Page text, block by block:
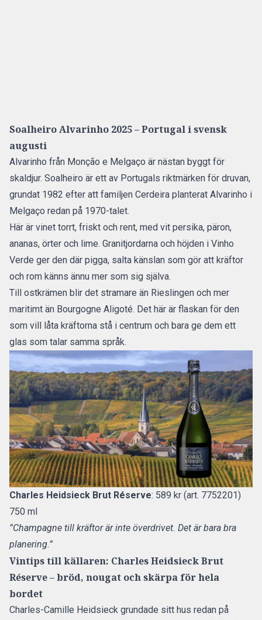
Soalheiro Alvarinho 2025 – Portugal i svensk
augusti
Alvarinho från Monção e Melgaço är nästan byggt för
skaldjur. Soalheiro är ett av Portugals riktmärken för druvan,
grundat 1982 efter att familjen Cerdeira planterat Alvarinho i
Melgaço redan på 1970-talet.
Här är vinet torrt, friskt och rent, med vit persika, päron,
ananas, örter och lime. Granitjordarna och höjden i Vinho
Verde ger den där pigga, salta känslan som gör att kräftor
och rom känns ännu mer som sig själva.
Till ostkrämen blir det stramare än Rieslingen och mer
maritimt än Bourgogne Aligoté. Det här är flaskan för den
som vill låta kräftorna stå i centrum och bara ge dem ett
glas som talar samma språk.
Charles Heidsieck Brut Réserve: 589 kr (art. 7752201)
750 ml
”Champagne till kräftor är inte överdrivet. Det är bara bra
planering.”
Vintips till källaren: Charles Heidsieck Brut
Réserve – bröd, nougat och skärpa för hela
bordet
Charles-Camille Heidsieck grundade sitt hus redan på